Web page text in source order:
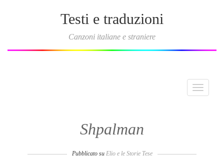
Testi e traduzioni
Canzoni italiane e straniere
Toggle
Shpalman
Pubblicato su Elio e le Storie Tese